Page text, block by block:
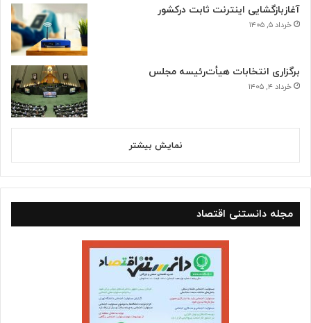
آغازبازگشایی اینترنت ثابت درکشور
خرداد ۵, ۱۴۰۵
برگزاری انتخابات هیأت‌رئیسه مجلس
خرداد ۴, ۱۴۰۵
نمایش بیشتر
مجله دانستنی اقتصاد